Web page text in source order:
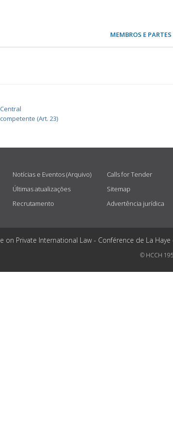
MEMBROS E PARTES
(Art. 23)
Notícias e Eventos (Arquivo)
Últimas atualizações
Recrutamento
Calls for Tender
Sitemap
Advertência jurídica
on Private International Law - Conférence de La
© HCCH